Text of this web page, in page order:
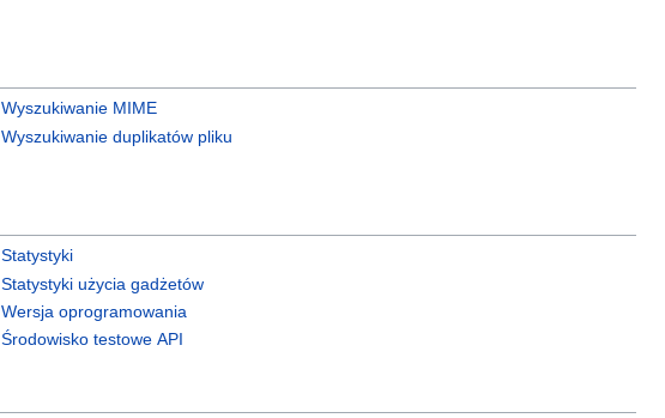
Wyszukiwanie MIME
Wyszukiwanie duplikatów pliku
Statystyki
Statystyki użycia gadżetów
Wersja oprogramowania
Środowisko testowe API